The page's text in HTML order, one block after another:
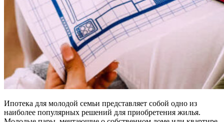
Ипотека для молодой семьи представляет собой одно из
наиболее популярных решений для приобретения жилья.